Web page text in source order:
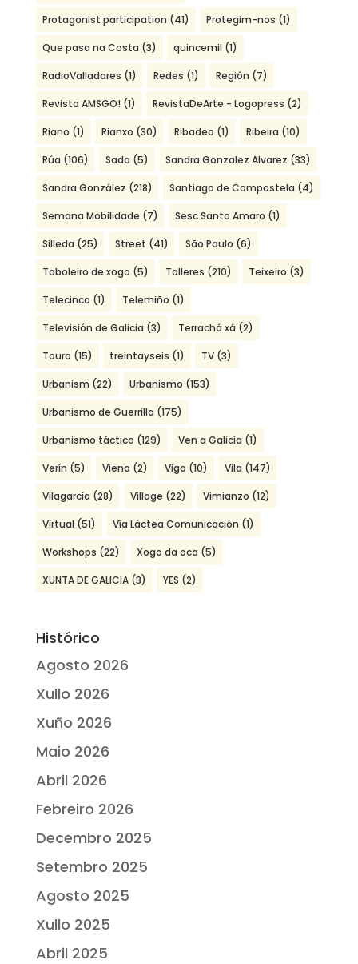
Protagonist participation (41) Protegim-nos (1)
Que pasa na Costa (3) quincemil (1)
RadioValladares (1) Redes (1) Región (7)
Revista AMSGO! (1) RevistaDeArte - Logopress (2)
Riano (1) Rianxo (30) Ribadeo (1) Ribeira (10)
Rúa (106) Sada (5) Sandra Gonzalez Alvarez (33)
Sandra González (218) Santiago de Compostela (4)
Semana Mobilidade (7) Sesc Santo Amaro (1)
Silleda (25) Street (41) São Paulo (6)
Taboleiro de xogo (5) Talleres (210) Teixeiro (3)
Telecinco (1) Telemiño (1)
Televisión de Galicia (3) Terrachá xá (2)
Touro (15) treintayseis (1) TV(3)
Urbanism (22) Urbanismo (153)
Urbanismo de Guerrilla (175)
Urbanismo táctico (129) Ven a Galicia (1)
Verín (5) Viena (2) Vigo (10) Vila (147)
Vilagarcía (28) Village (22) Vimianzo (12)
Virtual (51) Vía Láctea Comunicación (1)
Workshops (22) Xogo da oca (5)
XUNTA DE GALICIA(3) YES (2)
Histórico
Agosto 2026
Xullo 2026
Xuño 2026
Maio 2026
Abril 2026
Febreiro 2026
Decembro 2025
Setembro 2025
Agosto 2025
Xullo 2025
Abril 2025